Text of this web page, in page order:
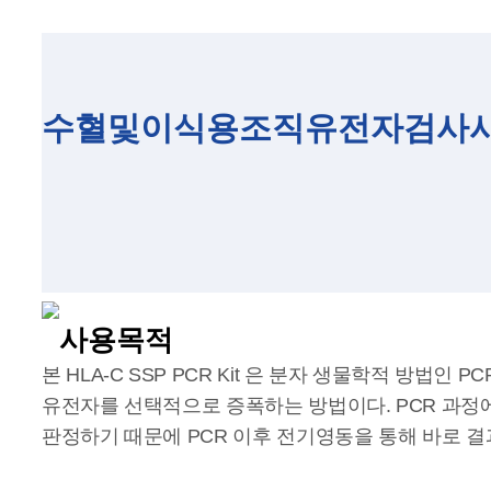
수혈및이식용조직유전자검사
사용목적
본 HLA-C SSP PCR Kit 은 분자 생물학적 방법인
유전자를 선택적으로 증폭하는 방법이다. PCR 과
판정하기 때문에 PCR 이후 전기영동을 통해 바로